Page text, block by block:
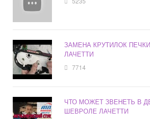
ЗАМЕНА КРУТИЛОК
ЛАЧЕТТИ
7714
ЧТО МОЖЕТ ЗВЕНЕТЬ В
ШЕВРОЛЕ ЛАЧЕТТИ